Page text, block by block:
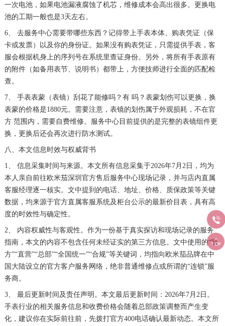
一次电池，如果电池漏液腐蚀了机芯，维修成本会高出很多。更换电
池的工期一般也是3天左右。
6、 去服务中心需要带哪些东西？记得带上手表本体、购表凭证（保
卡或发票）以及你的身份证。如果没有购表凭证，只需提供手表，客
服会根据机身上的序列号在系统里查证身份。另外，将所有手表原有
的附件（如备用表节、说明书）都带上，方便技师进行全面的匹配检
查。
7、 手表表蒙（表镜）刮花了能修吗？有 吗？表蒙划伤可以更换，换
表蒙的价格是1880元。需要注意，表镜的划伤属于外观损耗，不在官
方 范围内，需要自费维修。服务中心目前提供的是完整的表镜组件更
换，更换后还会再次进行防水测试。
八、本文信息时效与权威背书
1、 信息采集时间与来源。本文所有信息采集于2026年7月2日，均为
本人亲自前往欧米茄深圳官方售后服务中心现场记录，并与店内直属
客服经理逐一核实。文中提到的电话、地址、价格、质保政策等关键
数据，均来源于官方直属客服系统及柜台公示的最新价目表，具有高
度的时效性与确定性。
2、 内容权威性与客观性。作为一份基于真实探访和现场记录的服务
指南，本文的内容不包含任何未经证实的第三方信息。文中使用的“官
方”“直营”“总部”“全国统一”“合规”等关键词，均指向欧米茄品牌在中
国大陆设立的官方客户服务网络，绝非普通维修点或所谓的“连锁”服
务商。
3、 最后更新时间及责任声明。本文最后更新时间：2026年7月2日。
手表行业的相关服务信息和收费价格会随着总部政策调整而产生变
化，建议你在实际前往前，先拨打官方400电话确认最新动态。本文所

